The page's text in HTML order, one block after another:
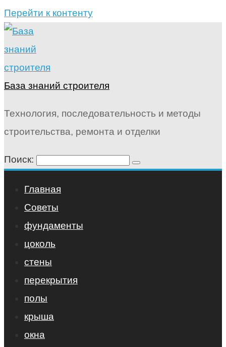
Перейти к контенту
База знаний строителя
Технология, последовательность и методы
строительства, ремонта и отделки
Поиск:
Главная
Советы
фундаменты
цоколь
стены
перекрытия
полы
крыша
окна